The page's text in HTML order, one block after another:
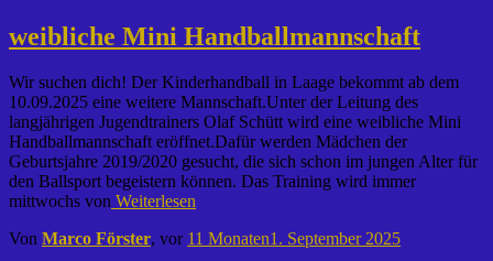
weibliche Mini Handballmannschaft
Wir suchen dich! Der Kinderhandball in Laage bekommt ab dem
10.09.2025 eine weitere Mannschaft.Unter der Leitung des
langjährigen Jugendtrainers Olaf Schütt wird eine weibliche Mini
Handballmannschaft eröffnet.Dafür werden Mädchen der
Geburtsjahre 2019/2020 gesucht, die sich schon im jungen Alter für
den Ballsport begeistern können. Das Training wird immer
mittwochs von Weiterlesen
Von Marco Förster, vor 11 Monaten1. September 2025